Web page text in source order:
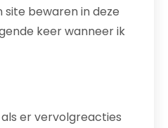
site bewaren in deze
keer wanneer ik
er vervolgreacties